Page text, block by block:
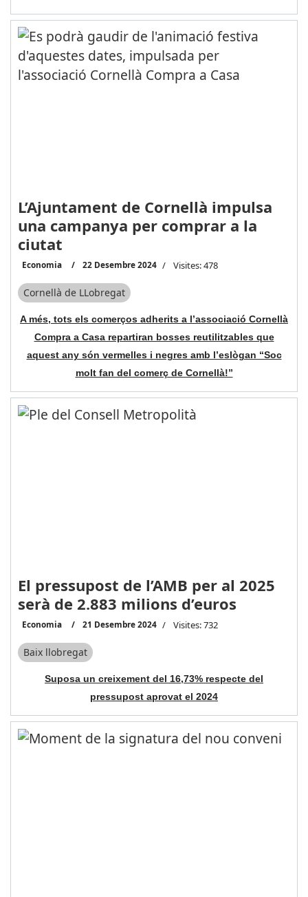
L’Ajuntament de Cornellà impulsa
una campanya per comprar a la
ciutat
Economia 22 Desembre 2024 Visites: 478
Cornellà de LLobregat
A més, tots els comerços adherits a l’associació Cornellà
Compra a Casa repartiran bosses reutilitzables que
aquest any són vermelles i negres amb l’eslògan “Soc
molt fan del comerç de Cornellà!”
El pressupost de l’AMB per al 2025
serà de 2.883 milions d’euros
Economia 21 Desembre 2024 Visites: 732
Baix llobregat
Suposa un creixement del 16,73% respecte del
pressupost aprovat el 2024